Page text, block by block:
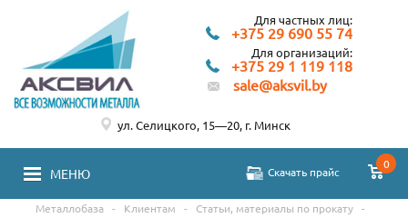
Для частных лиц:
+375 29 690 55 74
Для организаций:
+375 29 1 119 118
sale@aksvil.by
МЕНЮ Скачать прайс
0
ул. Селицкого, 15—20, г. Минск
Металлобаза - Клиентам - Статьи, материалы по прокату -